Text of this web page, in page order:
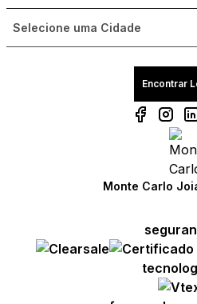
Encontrar
Monte Carlo